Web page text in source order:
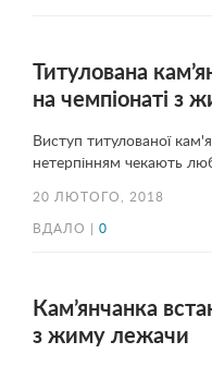
Титулована
на чемпіонаті з
Виступ титулованої
нетерпінням чекають
20 ЛЮТОГО, 2018
ВДАЛО | 0
Кам’янчанка
з жиму лежачи